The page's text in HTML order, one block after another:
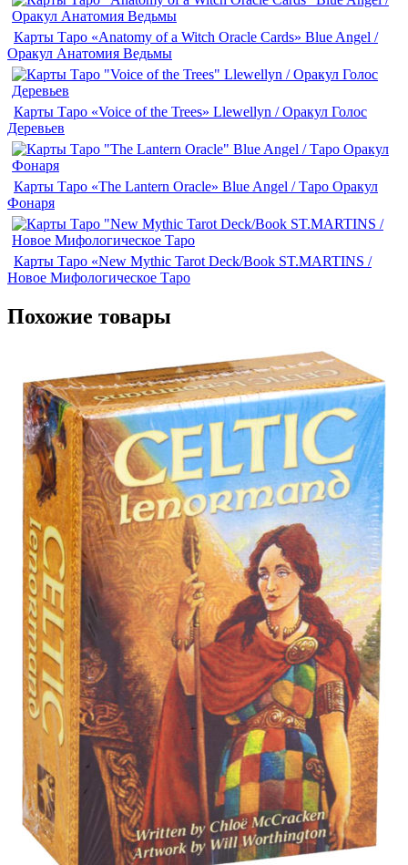
Карты Таро «Anatomy of a Witch Oracle Cards» Blue Angel /
Оракул Анатомия Ведьмы
Карты Таро «Voice of the Trees» Llewellyn / Оракул Голос
Деревьев
Карты Таро «The Lantern Oracle» Blue Angel / Таро Оракул
Фонаря
Карты Таро «New Mythic Tarot Deck/Book ST.MARTINS /
Новое Мифологическое Таро
Похожие товары